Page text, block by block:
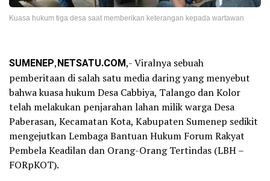
Kuasa hukum tiga desa saat memberikan keterangan kepada wartawan
SUMENEP,NETSATU.COM,- Viralnya sebuah
pemberitaan di salah satu media daring yang menyebut
bahwa kuasa hukum Desa Cabbiya, Talango dan Kolor
telah melakukan penjarahan lahan milik warga Desa
Paberasan, Kecamatan Kota, Kabupaten Sumenep sedikit
mengejutkan Lembaga Bantuan Hukum Forum Rakyat
Pembela Keadilan dan Orang-Orang Tertindas (LBH –
FORpKOT).